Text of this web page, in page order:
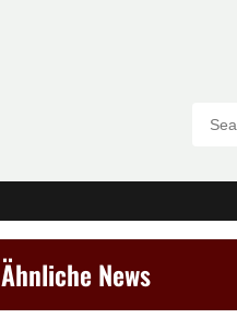
Ähnliche News